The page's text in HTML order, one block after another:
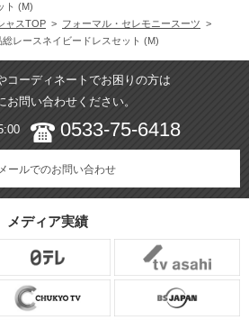
ト (M)
ャスTOP > フォーマル・セレモニースーツ >
レースネイビードレスセット (M)
コーディネートでお困りの方は
お問い合わせください。
0533-75-6418
メールでのお問い合わせ
メディア実績